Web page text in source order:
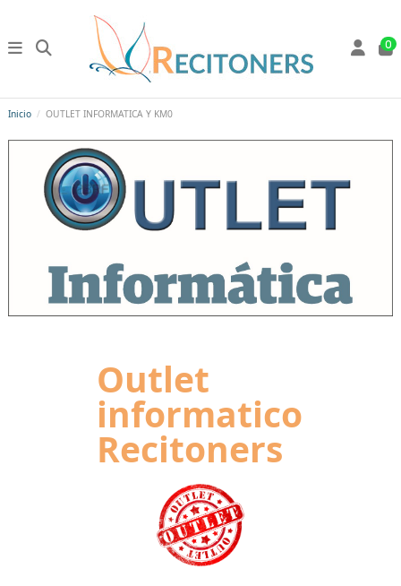
0
Inicio OUTLET INFORMATICA Y KM0
Outlet
informatico
Recitoners